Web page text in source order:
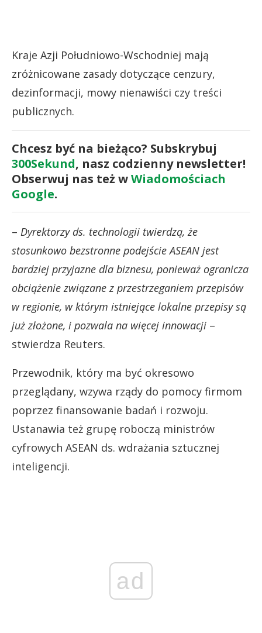
Kraje Azji Południowo-Wschodniej mają
zróżnicowane zasady dotyczące cenzury,
dezinformacji, mowy nienawiści czy treści
publicznych.
Chcesz być na bieżąco? Subskrybuj
300Sekund, nasz codzienny newsletter!
Obserwuj nas też wWiadomościach
Google.
– Dyrektorzy ds. technologii twierdzą, że
stosunkowo bezstronne podejście ASEAN jest
bardziej przyjazne dla biznesu, ponieważ ogranicza
obciążenie związane z przestrzeganiem przepisów
w regionie, w którym istniejące lokalne przepisy są
już złożone, i pozwala na więcej innowacji –
stwierdza Reuters.
Przewodnik, który ma być okresowo
przeglądany, wzywa rządy do pomocy firmom
poprzez finansowanie badań i rozwoju.
Ustanawia też grupę roboczą ministrów
cyfrowych ASEAN ds. wdrażania sztucznej
inteligencji.
ad